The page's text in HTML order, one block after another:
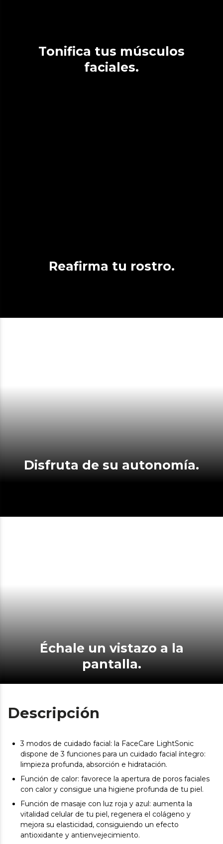
Tonifica tus músculos
faciales.
Reafirma tu rostro.
Disfruta de su autonomía.
Échale un vistazo a la
pantalla.
Descripción
3 modos de cuidado facial: la FaceCare LightSonic
dispone de 3 funciones para un cuidado facial íntegro:
limpieza profunda, absorción e hidratación.
Función de calor: favorece la apertura de poros faciales
con calor y consigue una higiene profunda de tu piel.
Función de masaje con luz roja y azul: aumenta la
vitalidad celular de tu piel, regenera el colágeno y
mejora su elasticidad, consiguiendo un efecto
antioxidante y antienvejecimiento.